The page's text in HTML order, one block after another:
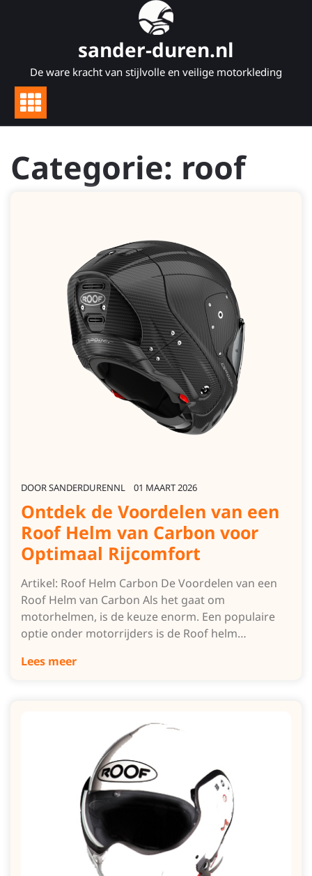
sander-duren.nl
De ware kracht van stijlvolle en veilige motorkleding
Categorie: roof
DOORSANDERDURENNL 01 MAART 2026
Ontdek de Voordelen van een
Roof Helm van Carbon voor
Optimaal Rijcomfort
Artikel: Roof Helm Carbon De Voordelen van een
Roof Helm van Carbon Als het gaat om
motorhelmen, is de keuze enorm. Een populaire
optie onder motorrijders is de Roof helm…
Lees meer